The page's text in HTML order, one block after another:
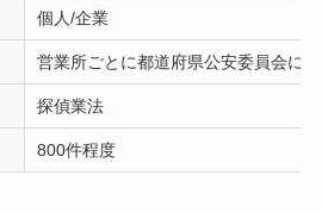
個人/企業
営業所ごとに都道府県公安委員会に
探偵業法
800件程度